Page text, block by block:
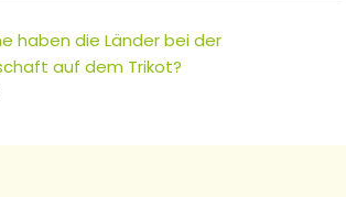
haben die Länder bei der
auf dem Trikot?